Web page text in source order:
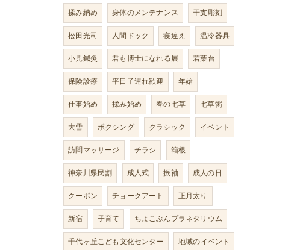
揉み納め
身体のメンテナンス
干支彫刻
松田光司
人間ドック 寝違え
温冷器具
小児鍼灸
君も博士になれる展
若葉台
保険診療
平日子連れ歓迎
年始
仕事始め
揉み始め 春の七草
七草粥
大雪
ボクシング クラシック
イベント
訪問マッサージ
チラシ
箱根
神奈川県民割
成人式 振袖
成人の日
クーポン
チョークアート
正月太り
新宿
子育て
ちよこぶんプラネタリウム
千代ヶ丘こども文化センター
地域のイベント